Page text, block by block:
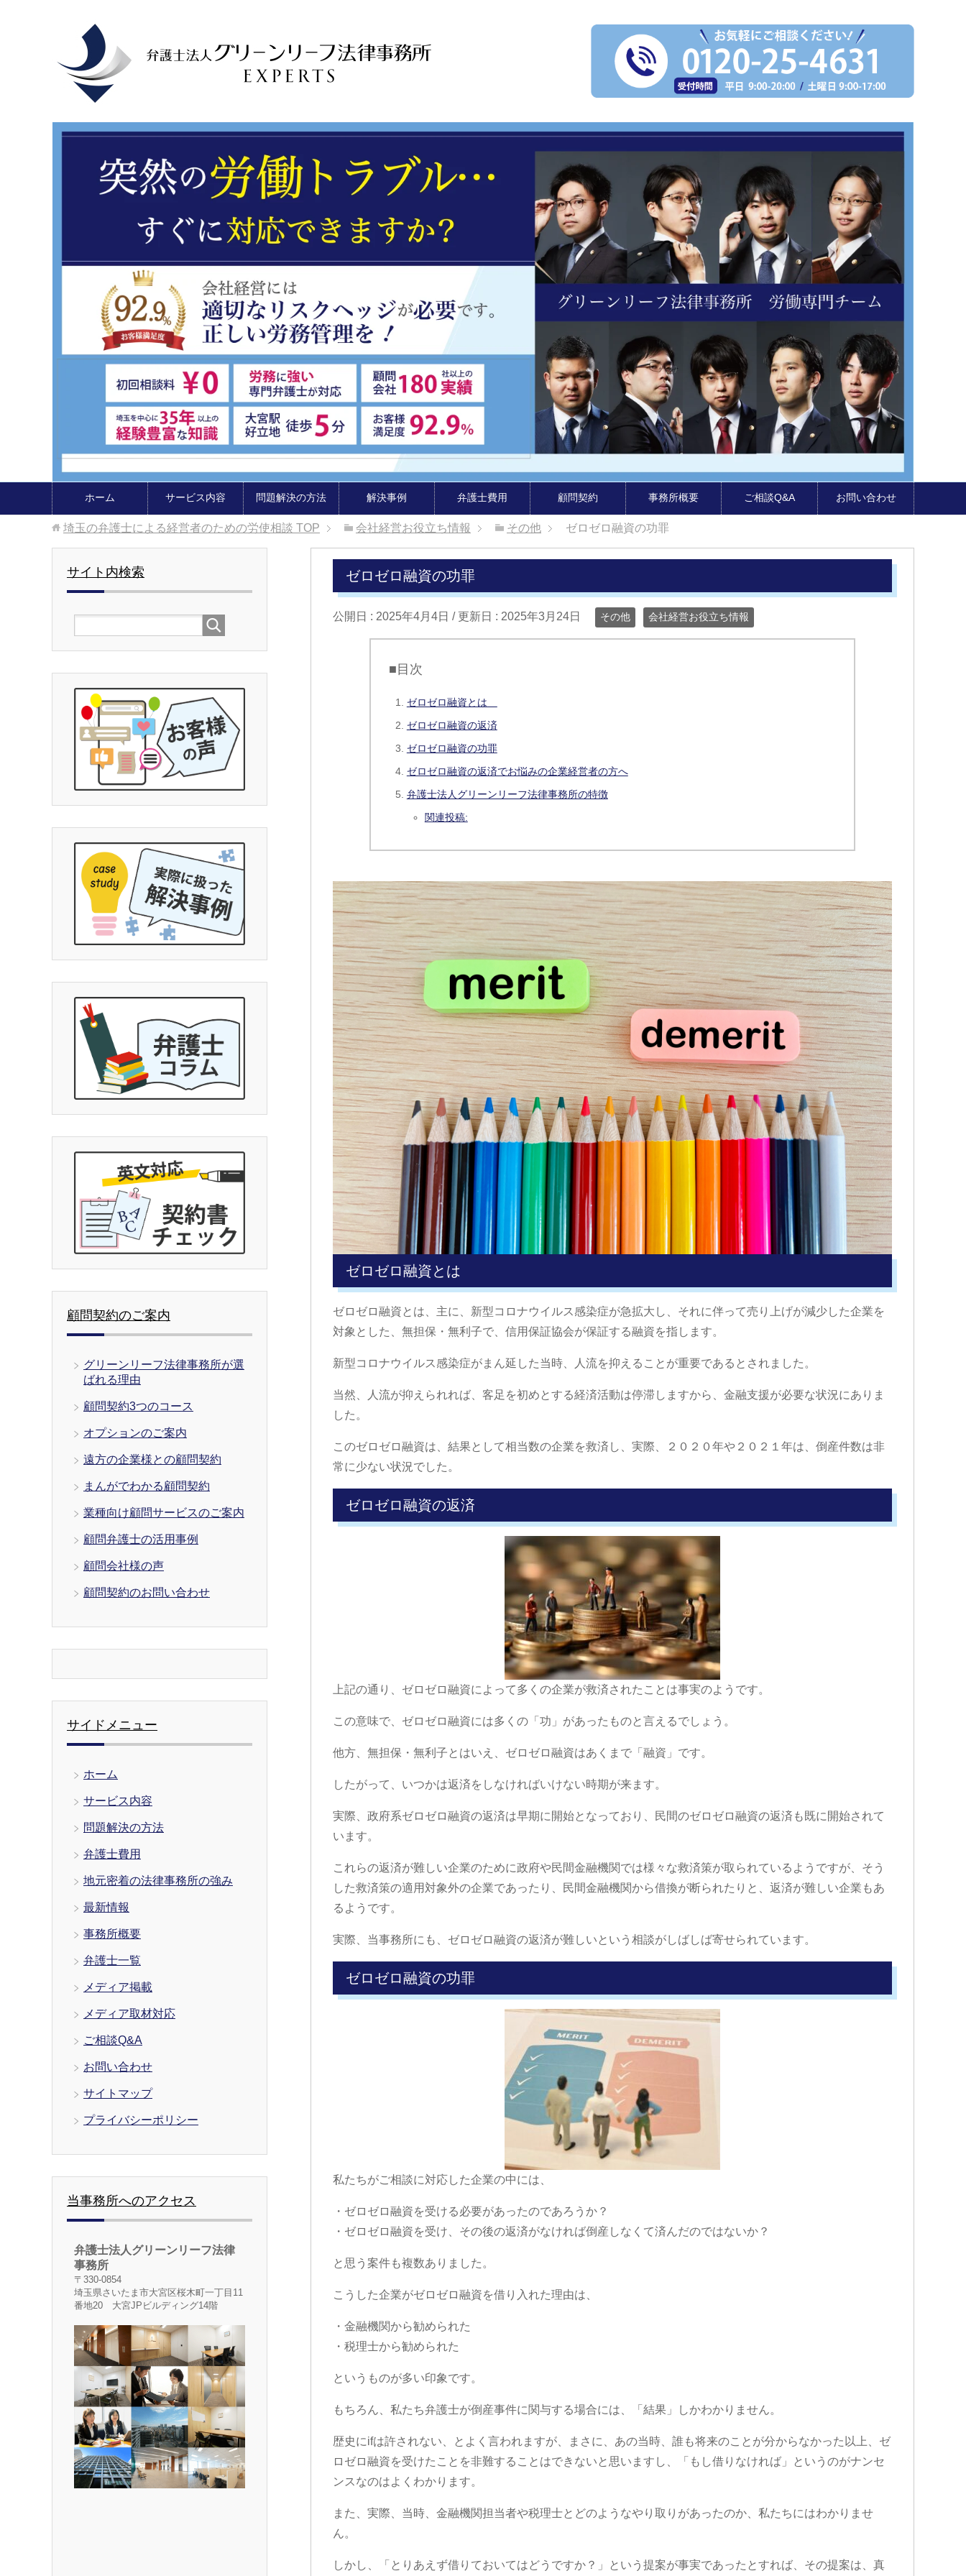
ホーム サービス内容 問題解決の方法 解決事例 弁護士費用 顧問契約 事務所概要 ご相談Q&A お問い合わせ
埼玉の弁護士による経営者のための労使相談 TOP 会社経営お役立ち情報 その他 ゼロゼロ融資の功罪
ゼロゼロ融資の功罪
公開日 : 2025年4月4日 / 更新日 : 2025年3月24日 その他 会社経営お役立ち情報
■目次
ゼロゼロ融資とは
ゼロゼロ融資の返済
ゼロゼロ融資の功罪
ゼロゼロ融資の返済でお悩みの企業経営者の方へ
弁護士法人グリーンリーフ法律事務所の特徴
関連投稿:
ゼロゼロ融資とは
ゼロゼロ融資とは、主に、新型コロナウイルス感染症が急拡大し、それに伴って売り上げが減少した企業を
対象とした、無担保・無利子で、信用保証協会が保証する融資を指します。
新型コロナウイルス感染症がまん延した当時、人流を抑えることが重要であるとされました。
当然、人流が抑えられれば、客足を初めとする経済活動は停滞しますから、金融支援が必要な状況にありま
した。
このゼロゼロ融資は、結果として相当数の企業を救済し、実際、２０２０年や２０２１年は、倒産件数は非
常に少ない状況でした。
ゼロゼロ融資の返済
上記の通り、ゼロゼロ融資によって多くの企業が救済されたことは事実のようです。
この意味で、ゼロゼロ融資には多くの「功」があったものと言えるでしょう。
他方、無担保・無利子とはいえ、ゼロゼロ融資はあくまで「融資」です。
したがって、いつかは返済をしなければいけない時期が来ます。
実際、政府系ゼロゼロ融資の返済は早期に開始となっており、民間のゼロゼロ融資の返済も既に開始されて
います。
これらの返済が難しい企業のために政府や民間金融機関では様々な救済策が取られているようですが、そう
した救済策の適用対象外の企業であったり、民間金融機関から借換が断られたりと、返済が難しい企業もあ
るようです。
実際、当事務所にも、ゼロゼロ融資の返済が難しいという相談がしばしば寄せられています。
ゼロゼロ融資の功罪
私たちがご相談に対応した企業の中には、
・ゼロゼロ融資を受ける必要があったのであろうか？
・ゼロゼロ融資を受け、その後の返済がなければ倒産しなくて済んだのではないか？
と思う案件も複数ありました。
こうした企業がゼロゼロ融資を借り入れた理由は、
・金融機関から勧められた
・税理士から勧められた
というものが多い印象です。
もちろん、私たち弁護士が倒産事件に関与する場合には、「結果」しかわかりません。
歴史にifは許されない、とよく言われますが、まさに、あの当時、誰も将来のことが分からなかった以上、ゼ
ロゼロ融資を受けたことを非難することはできないと思いますし、「もし借りなければ」というのがナンセ
ンスなのはよくわかります。
また、実際、当時、金融機関担当者や税理士とどのようなやり取りがあったのか、私たちにはわかりませ
ん。
しかし、「とりあえず借りておいてはどうですか？」という提案が事実であったとすれば、その提案は、真
サイト内検索
顧問契約のご案内
グリーンリーフ法律事務所が選
ばれる理由
顧問契約3つのコース
オプションのご案内
遠方の企業様との顧問契約
まんがでわかる顧問契約
業種向け顧問サービスのご案内
顧問弁護士の活用事例
顧問会社様の声
顧問契約のお問い合わせ
サイドメニュー
ホーム
サービス内容
問題解決の方法
弁護士費用
地元密着の法律事務所の強み
最新情報
事務所概要
弁護士一覧
メディア掲載
メディア取材対応
ご相談Q&A
お問い合わせ
サイトマップ
プライバシーポリシー
当事務所へのアクセス
弁護士法人グリーンリーフ法律
事務所
〒330-0854
埼玉県さいたま市大宮区桜木町一丁目11
番地20 大宮JPビルディング14階